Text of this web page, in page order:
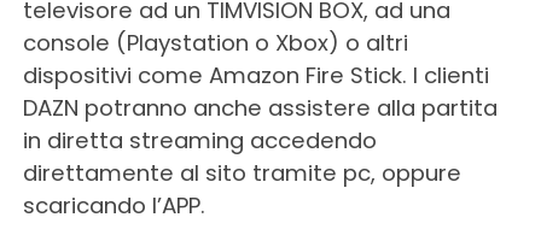
televisore ad un TIMVISION BOX, ad una
console (Playstation o Xbox) o altri
dispositivi come Amazon Fire Stick. I clienti
DAZN potranno anche assistere alla partita
in diretta streaming accedendo
direttamente al sito tramite pc, oppure
scaricando l’APP.